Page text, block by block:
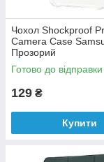
Чохол Shockproof
Camera Case
Прозорий
Готово до відправки
129 ₴
Купити